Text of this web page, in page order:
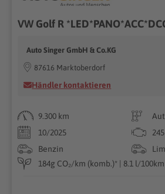
Auto Singer GmbH & Co.KG
87616 Marktoberdorf
Händler kontaktieren
9.300 km
10/2025
Benzin
184g CO₂/km (komb.)* | 8.1 l/